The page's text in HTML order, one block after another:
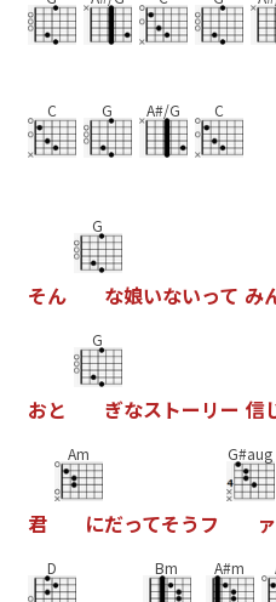
C G A#/G C
そん
G
な娘いないって み
おと
G
ぎなス トー リー 信
君
Am
にだってそう フ
G#aug
ァ
D Bm A#m